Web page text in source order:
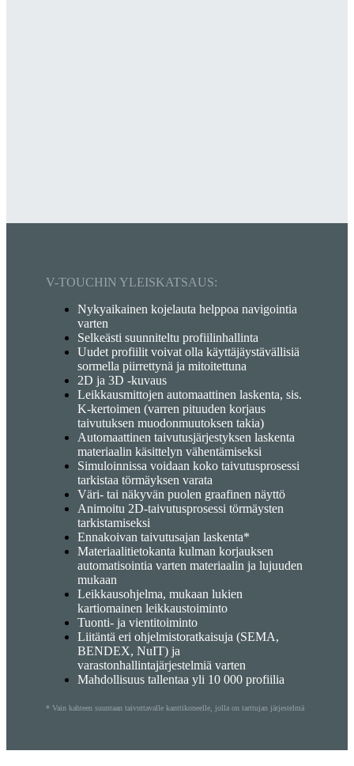
V-TOUCHIN YLEISKATSAUS:
Nykyaikainen kojelauta helppoa navigointia
varten
Selkeästi suunniteltu profiilinhallinta
Uudet profiilit voivat olla käyttäjäystävällisiä
sormella piirrettynä ja mitoitettuna
2D ja 3D -kuvaus
Leikkausmittojen automaattinen laskenta, sis.
K-kertoimen (varren pituuden korjaus
taivutuksen muodonmuutoksen takia)
Automaattinen taivutusjärjestyksen laskenta
materiaalin käsittelyn vähentämiseksi
Simuloinnissa voidaan koko taivutusprosessi
tarkistaa törmäyksen varata
Väri- tai näkyvän puolen graafinen näyttö
Animoitu 2D-taivutusprosessi törmäysten
tarkistamiseksi
Ennakoivan taivutusajan laskenta*
Materiaalitietokanta kulman korjauksen
automatisointia varten materiaalin ja lujuuden
mukaan
Leikkausohjelma, mukaan lukien
kartiomainen leikkaustoiminto
Tuonti- ja vientitoiminto
Liitäntä eri ohjelmistoratkaisuja (SEMA,
BENDEX, NuIT) ja
varastonhallintajärjestelmiä varten
Mahdollisuus tallentaa yli 10 000 profiilia
* Vain kahteen suuntaan taivuttavalle kanttikoneelle, jolla on tarttujan järjestelmä